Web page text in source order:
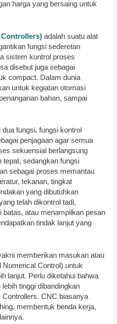
harga yang bersaing untuk
Controllers) adalah suatu alat
fungsi sederetan
sistem kontrol proses
disebut juga sebagai
compact. Dalam dunia
untuk kegiatan otomasi
bahan, sampai
fungsi, fungsi kontrol
penjagaan agar semua
sekuensial berlangsung
tepat, sedangkan fungsi
sebagai proses memantau
tekanan, tingkat
yang dibutuhkan
telah dikontrol tadi,
batas, atau menampilkan pesan
tindak lanjut yang
memberikan masukan atau
Control) untuk
lanjut. Perlu diketahui bahwa
tinggi dibandingkan
CNC biasanya
membentuk benda kerja,